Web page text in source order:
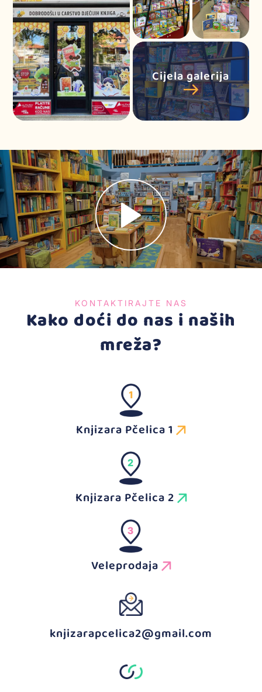
Cijela galerija
KONTAKTIRAJTE NAS
Kako doći do nas i naših
mreža?
Knjizara Pčelica 1
Knjizara Pčelica 2
Veleprodaja
knjizarapcelica2@gmail.com